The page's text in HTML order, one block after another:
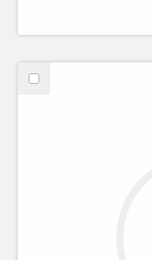
Välj